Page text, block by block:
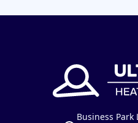
Business